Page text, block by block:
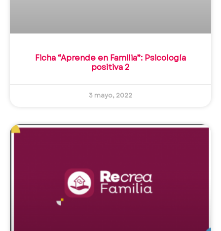
Ficha “Aprende en Familia”: Psicología
positiva 2
3 mayo, 2022